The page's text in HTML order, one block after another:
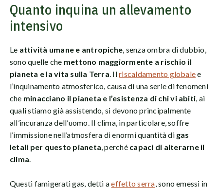
Quanto inquina un allevamento
intensivo
Le attività umane e antropiche, senza ombra di dubbio,
sono quelle che mettono maggiormente a rischio il
pianeta e la vita sulla Terra. Ilriscaldamento globalee
l’inquinamento atmosferico, causa di una serie di fenomeni
che minacciano il pianeta e l’esistenza di chi vi abiti, ai
quali stiamo già assistendo, si devono principalmente
all’incuranza dell’uomo. Il clima, in particolare, soffre
l’immissione nell’atmosfera di enormi quantità di gas
letali per questo pianeta, perché capaci di alterarne il
clima.
Questi famigerati gas, detti aeffetto serra, sono emessi in